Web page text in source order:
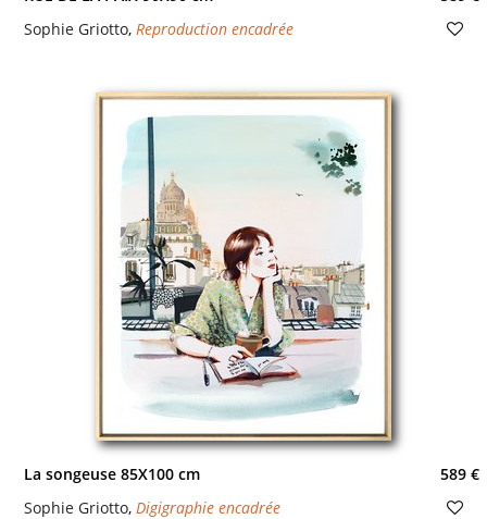
Sophie Griotto, Reproduction encadrée
La songeuse 85X100 cm
589 €
Sophie Griotto, Digigraphie encadrée